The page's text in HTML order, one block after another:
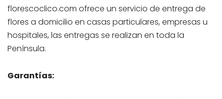
florescoclico.com ofrece un servicio de entrega de
flores a domicilio en casas particulares, empresas u
hospitales, las entregas se realizan en toda la
Península.
Garantías: